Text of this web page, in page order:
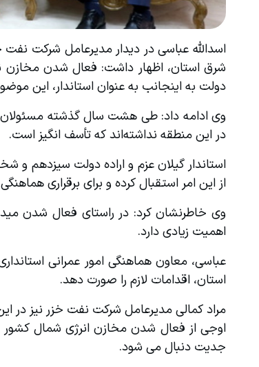
دولت به اینجانب به عنوان استاندار، این
در این منطقه نداشته‌اند که تأسف انگیز است‌.
از این امر استقبال کرده و برای برقراری هماهنگی های لازم بین
اهمیت زیادی دارد.
استان، اقدامات لازم را صورت دهد.
جدیت دنبال می شود.